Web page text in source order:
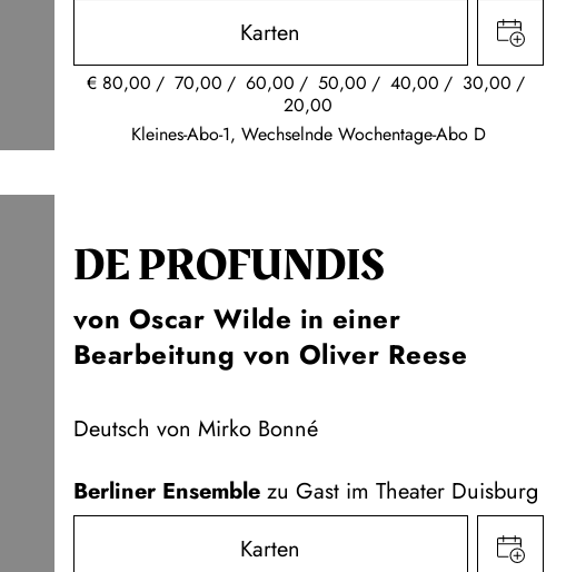
Karten
€ 80,00 70,00 60,00 50,00 40,00
30,00
20,00
Kleines-Abo-1, Wechselnde Wochentage-Abo D
DE PROFUNDIS
von Oscar Wilde in einer
Bearbeitung von Oliver Reese
Deutsch von Mirko Bonné
Berliner Ensemblezu Gast im Theater Duisburg
Karten